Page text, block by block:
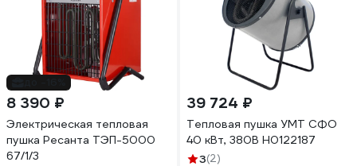
8 390 ₽
Электрическая тепловая
пушка Ресанта ТЭП-5000
67/1/3
39 724 ₽
Тепловая пушка УМТ СФО
40 кВт, 380В Н0122187
3(2)